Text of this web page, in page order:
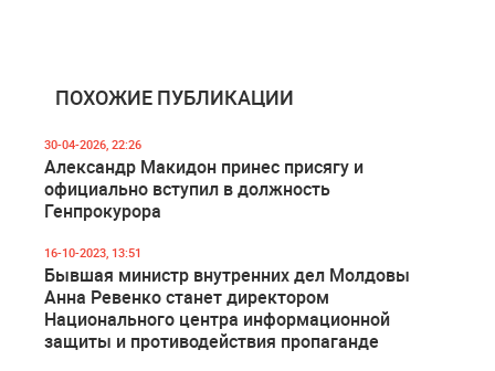
ПОХОЖИЕ ПУБЛИКАЦИИ
30-04-2026, 22:26
Александр Макидон принес присягу и
официально вступил в должность
Генпрокурора
16-10-2023, 13:51
Бывшая министр внутренних дел Молдовы
Анна Ревенко станет директором
Национального центра информационной
защиты и противодействия пропаганде